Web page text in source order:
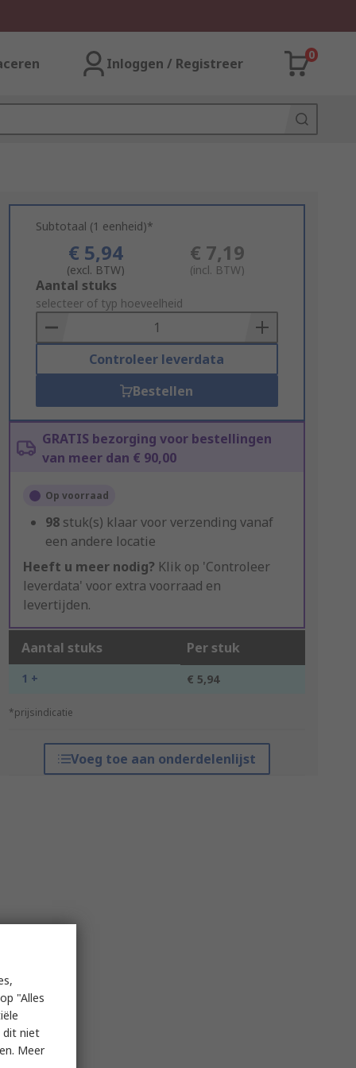
Inloggen / Registreer
0
Subtotaal (1 eenheid)*
€ 5,94
(excl. BTW)
€ 7,19
(incl. BTW)
Add
to
Basket
Aantal stuks
selecteer of typ hoeveelheid
Controleer leverdata
Bestellen
GRATIS bezorging voor bestellingen
van meer dan € 90,00
Op voorraad
98 stuk(s) klaar voor verzending vanaf
een andere locatie
Heeft u meer nodig? Klik op 'Controleer
leverdata' voor extra voorraad en
levertijden.
Aantal stuks Per stuk
1 + € 5,94
*prijsindicatie
Voeg toe aan onderdelenlijst
"Alles
dit niet
Meer